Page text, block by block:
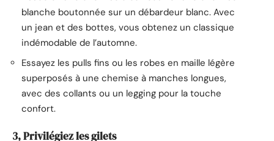
blanche boutonnée sur un débardeur blanc. Avec
un jean et des bottes, vous obtenez un classique
indémodable de l’automne.
Essayez les pulls fins ou les robes en maille légère
superposés à une chemise à manches longues,
avec des collants ou un legging pour la touche
confort.
3, Privilégiez les gilets